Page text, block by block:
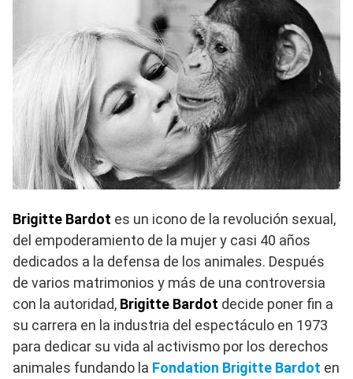
Brigitte Bardot es un icono de la revolución sexual,
del empoderamiento de la mujer y casi 40 años
dedicados a la defensa de los animales. Después
de varios matrimonios y más de una controversia
con la autoridad, Brigitte Bardot decide poner fin a
su carrera en la industria del espectáculo en 1973
para dedicar su vida al activismo por los derechos
animales fundando la Fondation Brigitte Bardot en